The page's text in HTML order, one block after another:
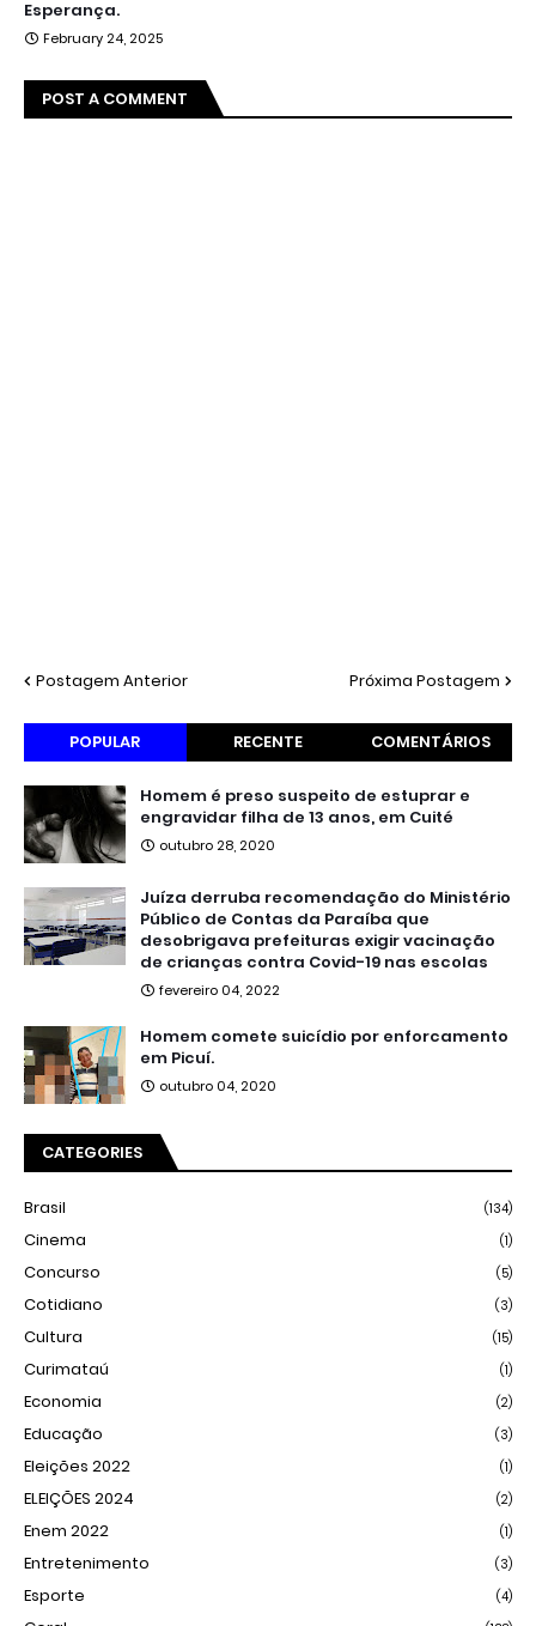
Esperança.
February 24, 2025
POST A COMMENT
Postagem Anterior Próxima Postagem
POPULAR RECENTE COMENTÁRIOS
Homem é preso suspeito de estuprar e
engravidar filha de 13 anos, em Cuité
outubro 28, 2020
Juíza derruba recomendação do Ministério
Público de Contas da Paraíba que
desobrigava prefeituras exigir vacinação
de crianças contra Covid-19 nas escolas
fevereiro 04, 2022
Homem comete suicídio por enforcamento
em Picuí.
outubro 04, 2020
CATEGORIES
Brasil (134)
Cinema (1)
Concurso (5)
Cotidiano (3)
Cultura (15)
Curimataú (1)
Economia (2)
Educação (3)
Eleições 2022 (1)
ELEIÇÕES 2024 (2)
Enem 2022 (1)
Entretenimento (3)
Esporte (4)